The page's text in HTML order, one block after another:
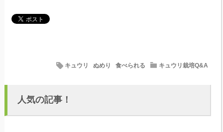
キュウリ ぬめり 食べられる キュウリ栽培Q&A
人気の記事！